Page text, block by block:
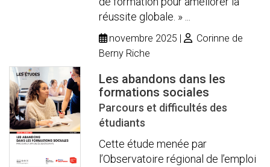
réussite globale. » ...
novembre 2025
Corinne de
Berny Riche
Les abandons dans les
formations sociales
Parcours et difficultés des
étudiants
Cette étude menée par
l’Observatoire régional de l’emploi